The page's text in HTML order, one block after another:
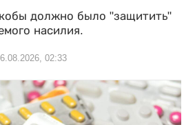
должно было "защитить"
насилия.
02:33